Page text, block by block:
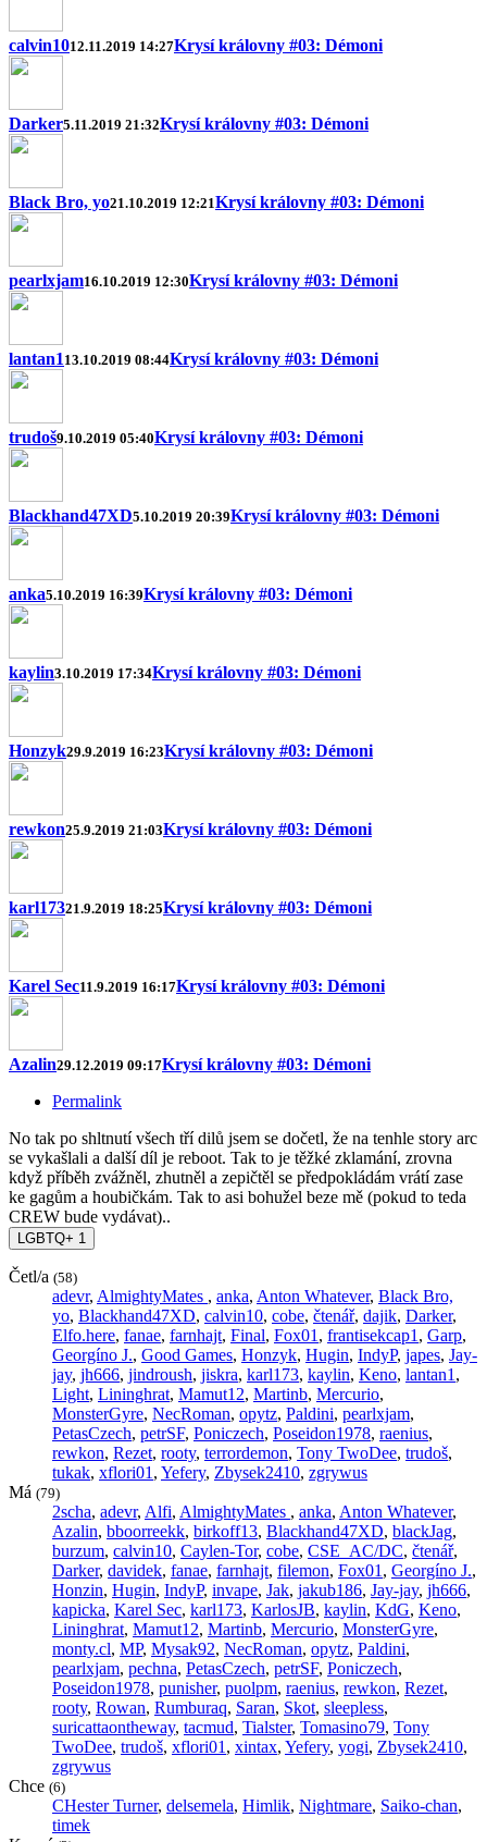
calvin1012.11.2019 14:27Krysí královny #03: Démoni
Darker5.11.2019 21:32Krysí královny #03: Démoni
Black Bro, yo21.10.2019 12:21Krysí královny #03: Démoni
pearlxjam16.10.2019 12:30Krysí královny #03: Démoni
lantan1 13.10.2019 08:44Krysí královny #03: Démoni
trudoš9.10.2019 05:40Krysí královny #03: Démoni
Blackhand47XD5.10.2019 20:39Krysí královny #03: Démoni
anka5.10.2019 16:39Krysí královny #03: Démoni
kaylin3.10.2019 17:34Krysí královny #03: Démoni
Honzyk29.9.2019 16:23Krysí královny #03: Démoni
rewkon25.9.2019 21:03Krysí královny #03: Démoni
karl17321.9.2019 18:25Krysí královny #03: Démoni
Karel Sec11.9.2019 16:17Krysí královny #03: Démoni
Azalin29.12.2019 09:17Krysí královny #03: Démoni
Permalink
No tak po shltnutí všech tří dilů jsem se dočetl, že na tenhle story arc
se vykašlali a další díl je reboot. Tak to je těžké zklamání, zrovna
když příběh zvážněl, zhutněl a zepičtěl se předpokládám vrátí zase
ke gagům a houbičkám. Tak to asi bohužel beze mě (pokud to teda
CREW bude vydávat)..
LGBTQ+ 1
Četl/a (58)
adevr, AlmightyMates , anka, Anton Whatever, Black Bro,
yo, Blackhand47XD, calvin10, cobe, čtenář, dajik, Darker,
Elfo.here, fanae, farnhajt, Final, Fox01 , frantisekcap1 , Garp,
Georgíno J., Good Games, Honzyk, Hugin, IndyP, japes, Jay-
jay, jh666, jindroush, jiskra, karl173, kaylin, Keno, lantan1 ,
Light, Lininghrat, Mamut12, Martinb, Mercurio,
MonsterGyre, NecRoman, opytz, Paldini, pearlxjam,
PetasCzech, petrSF, Poniczech, Poseidon1978, raenius,
rewkon, Rezet, rooty, terrordemon, Tony TwoDee, trudoš,
tukak, xflori01 , Yefery, Zbysek2410, zgrywus
Má (79)
2scha, adevr, Alfi, AlmightyMates , anka, Anton Whatever,
Azalin, bboorreekk, birkoff13, Blackhand47XD, blackJag,
burzum, calvin10, Caylen-Tor, cobe, CSE_AC/DC, čtenář,
Darker, davidek, fanae, farnhajt, filemon, Fox01 , Georgíno J.,
Honzin, Hugin, IndyP, invape, Jak, jakub186, Jay-jay, jh666,
kapicka, Karel Sec, karl173, KarlosJB, kaylin, KdG, Keno,
Lininghrat, Mamut12, Martinb, Mercurio, MonsterGyre,
monty.cl, MP, Mysak92, NecRoman, opytz, Paldini,
pearlxjam, pechna, PetasCzech, petrSF, Poniczech,
Poseidon1978, punisher, puolpm, raenius, rewkon, Rezet,
rooty, Rowan, Rumburaq, Saran, Skot, sleepless,
suricattaontheway, tacmud, Tialster, Tomasino79, Tony
TwoDee, trudoš, xflori01 , xintax, Yefery, yogi, Zbysek2410,
zgrywus
Chce (6)
CHester Turner, delsemela, Himlik, Nightmare, Saiko-chan,
timek